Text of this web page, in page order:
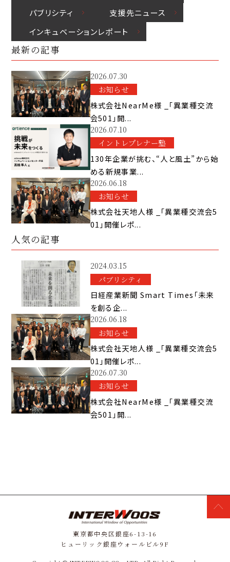
パブリシティ
⽀援先ニュース
インキュベーションレポート
最新の記事
2026.07.30
お知らせ
株式会社NearMe様 _「異業種交流
会501」開...
2026.07.10
イントレプレナー塾
130年企業が挑む、“人と風土”から始
める新規事業...
2026.06.18
お知らせ
株式会社天地人様 _「異業種交流会5
01」開催レポ...
人気の記事
2024.03.15
パブリシティ
日経産業新聞 Smart Times「未来
を創る企...
2026.06.18
お知らせ
株式会社天地人様 _「異業種交流会5
01」開催レポ...
2026.07.30
お知らせ
株式会社NearMe様 _「異業種交流
会501」開...
東京都中央区銀座6-13-16
ヒューリック銀座ウォールビル9F